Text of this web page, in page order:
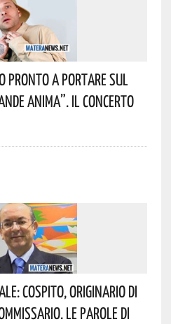
Pronto A Portare Sul
Anima”. Il Concerto
Cospito, Originario Di
Le Parole Di